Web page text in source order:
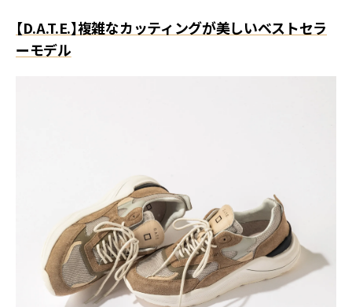
【D.A.T.E.】複雑なカッティングが美しいベストセラ
ーモデル